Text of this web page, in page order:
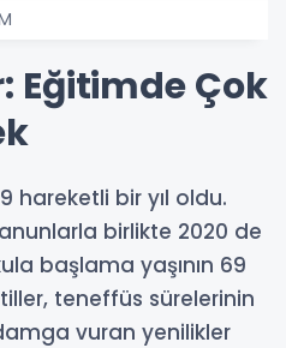
Eğitimde Çok
hareketli bir yıl oldu.
birlikte 2020 de
başlama yaşının 69
teneffüs sürelerinin
damga vuran yenilikler